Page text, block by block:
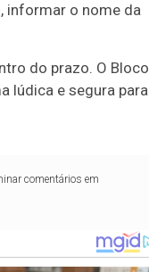
informar o nome da
do prazo. O Bloco
lúdica e segura para
comentários em